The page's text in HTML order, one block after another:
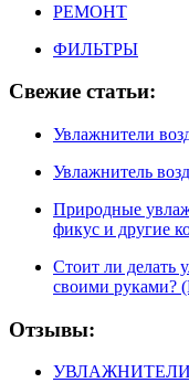
РЕМОНТ
ФИЛЬТРЫ
Свежие статьи:
Увлажнители
Увлажнитель
Природные
фикус и другие
Стоит ли делать
своими
Отзывы:
УВЛАЖНИТЕЛИ